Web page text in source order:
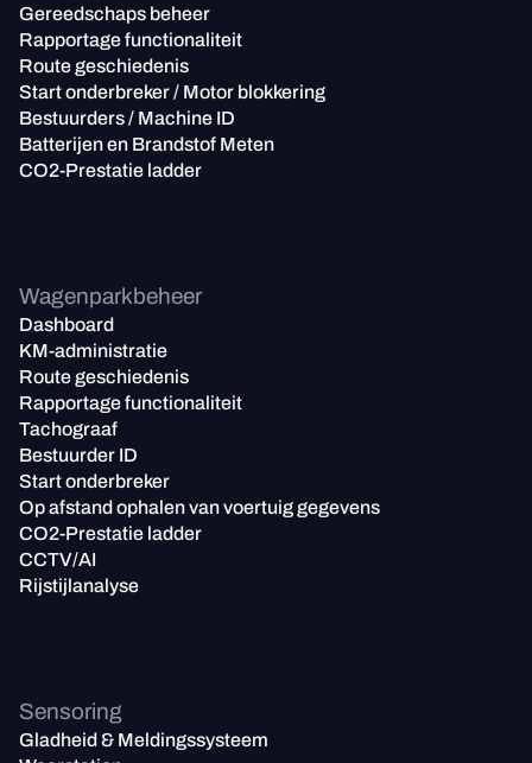
Gereedschaps beheer
Rapportage functionaliteit
Route geschiedenis
Start onderbreker / Motor blokkering
Bestuurders / Machine ID
Batterijen en Brandstof Meten
CO2-Prestatie ladder
Wagenparkbeheer
Dashboard
KM-administratie
Route geschiedenis
Rapportage functionaliteit
Tachograaf
Bestuurder ID
Start onderbreker
Op afstand ophalen van voertuig gegevens
CO2-Prestatie ladder
CCTV/AI
Rijstijlanalyse
Sensoring
Gladheid & Meldingssysteem